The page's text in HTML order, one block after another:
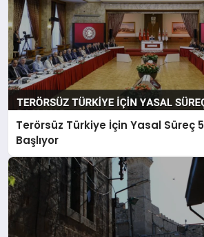
Terörsüz Türkiye İçin Yasal Süreç
Başlıyor